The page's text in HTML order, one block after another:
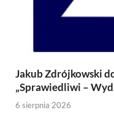
Jakub Zdrójkowski
„Sprawiedliwi –
6 sierpnia 2026